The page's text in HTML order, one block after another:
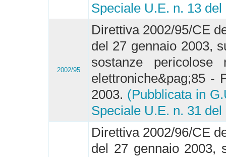
Speciale U.E. n. 13
2002/95
Direttiva 2002/95/CE
del 27 gennaio 2003,
sostanze pericolose
elettroniche&pag;85 -
2003. (Pubblicata in
Speciale U.E. n. 31
Direttiva 2002/96/CE
del 27 gennaio 2003,